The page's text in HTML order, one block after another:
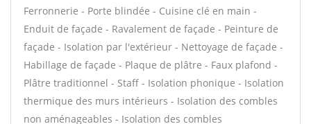
Ferronnerie - Porte blindée - Cuisine clé en main -
Enduit de façade - Ravalement de façade - Peinture de
façade - Isolation par l'extérieur - Nettoyage de façade -
Habillage de façade - Plaque de plâtre - Faux plafond -
Plâtre traditionnel - Staff - Isolation phonique - Isolation
thermique des murs intérieurs - Isolation des combles
non aménageables - Isolation des combles